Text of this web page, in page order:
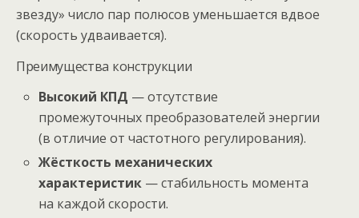
звезду» число пар полюсов уменьшается вдвое
(скорость удваивается).
Преимущества конструкции
Высокий КПД — отсутствие
промежуточных преобразователей энергии
(в отличие от частотного регулирования).
Жёсткость механических
характеристик — стабильность момента
на каждой скорости.